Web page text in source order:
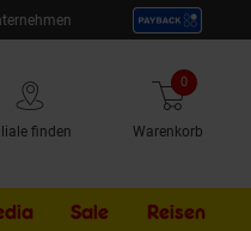
finden Warenkorb
0 Artikel
Sale Externer
Reisen